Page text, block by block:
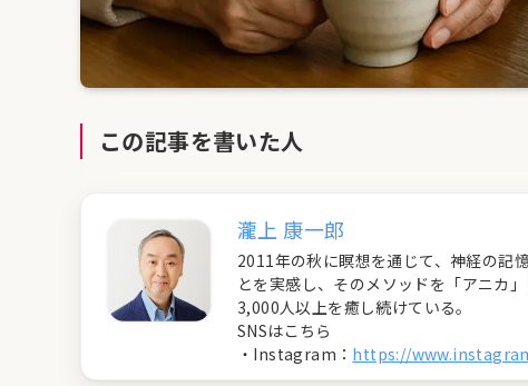
この記事を書いた人
瀧上 康一郎
2011年の秋に瞑想を通じて、神経の記
とを実感し、そのメソッドを「アニカ
3,000人以上を癒し続けている。
SNSはこちら
・Instagram： https://